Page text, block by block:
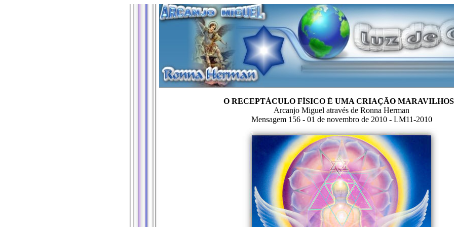
O RECEPTÁCULO FÍSICO É UMA CRIAÇÃO
Arcanjo Miguel através de Ronna Herman
Mensagem 156 - 01 de novembro de 2010 - LM11-2010